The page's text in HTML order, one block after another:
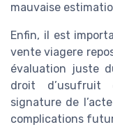
mauvaise
Enfin, il est
vente viagere
évaluation juste
droit d’usufruit
signature de
complications